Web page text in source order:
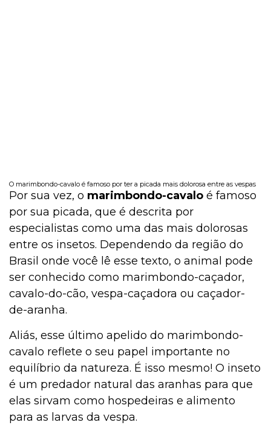
O marimbondo-cavalo é famoso por ter a picada mais dolorosa entre as vespas
Por sua vez, o marimbondo-cavalo é famoso
por sua picada, que é descrita por
especialistas como uma das mais dolorosas
entre os insetos. Dependendo da região do
Brasil onde você lê esse texto, o animal pode
ser conhecido como marimbondo-caçador,
cavalo-do-cão, vespa-caçadora ou caçador-
de-aranha.
Aliás, esse último apelido do marimbondo-
cavalo reflete o seu papel importante no
equilíbrio da natureza. É isso mesmo! O inseto
é um predador natural das aranhas para que
elas sirvam como hospedeiras e alimento
para as larvas da vespa.